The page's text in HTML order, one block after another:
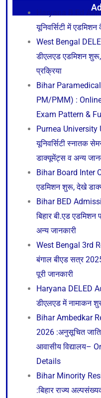
Haryana B.Ed
यूनिवर्सिटी में
West Bengal
डीएलएड एडमिशन
प्रक्रिया
Bihar
PM/PMM) :
Exam Pattern &
Purnea University
यूनिवर्सिटी स्नातक
डाक्यूमेंट्स व अन्य
Bihar Board Inter
एडमिशन शुरू, देखे
Bihar BED
बिहार बी.एड
अन्य जानकारी
West Bengal 3rd
बंगाल बीएड सत्र
पूरी जानकारी
Haryana DELED
डीएलएड में नामाकन
Bihar Ambedkar
2026 :अनुसूचित
आवासीय विद्यालय–
Details
Bihar Minority
:बिहार राज्य